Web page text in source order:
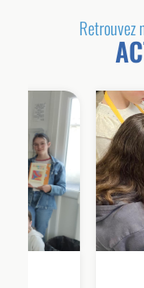
Retrouvez